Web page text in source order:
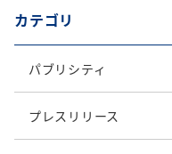
カテゴリ
パブリシティ
プレスリリース